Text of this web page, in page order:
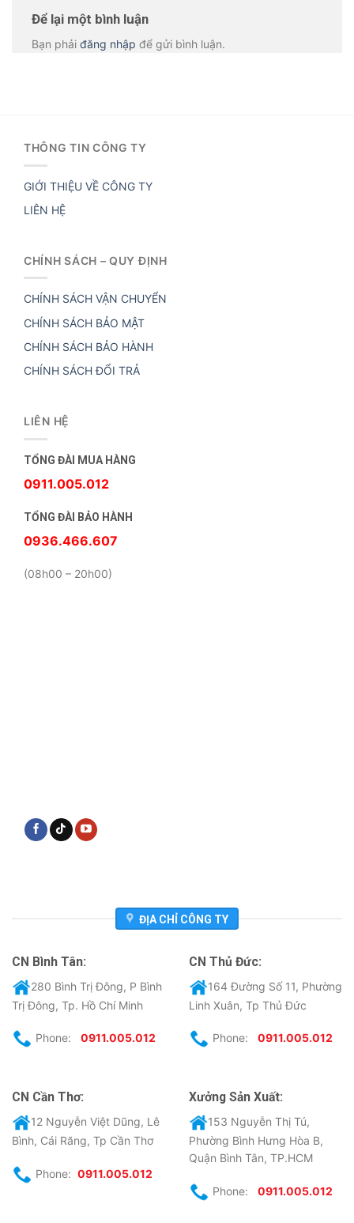
Để lại một bình luận
Bạn phải đăng nhập để gửi bình luận.
THÔNG TIN CÔNG TY
GIỚI THIỆU VỀ CÔNG TY
LIÊN HỆ
CHÍNH SÁCH – QUY ĐỊNH
CHÍNH SÁCH VẬN CHUYỂN
CHÍNH SÁCH BẢO MẬT
CHÍNH SÁCH BẢO HÀNH
CHÍNH SÁCH ĐỔI TRẢ
LIÊN HỆ
TỔNG ĐÀI MUA HÀNG
0911.005.012
TỔNG ĐÀI BẢO HÀNH
0936.466.607
(08h00 – 20h00)
ĐỊA CHỈ CÔNG TY
CN Bình Tân:
280 Bình Trị Đông, P Bình
Trị Đông, Tp. Hồ Chí Minh
Phone: 0911.005.012
CN Thủ Đức:
164 Đường Số 11, Phường
Linh Xuân, Tp Thủ Đức
Phone: 0911.005.012
CN Cần Thơ:
12 Nguyễn Việt Dũng, Lê
Bình, Cái Răng, Tp Cần Thơ
Phone: 0911.005.012
Xưởng Sản Xuất:
153 Nguyễn Thị Tú,
Phường Bình Hưng Hòa B,
Quận Bình Tân, TP.HCM
Phone: 0911.005.012